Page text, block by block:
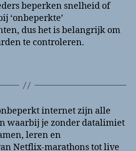
beperken snelheid of
‘onbeperkte’
dus het is belangrijk om
te controleren.
internet zijn alle
waarbij je zonder datalimiet
leren en
Netflix-marathons tot live